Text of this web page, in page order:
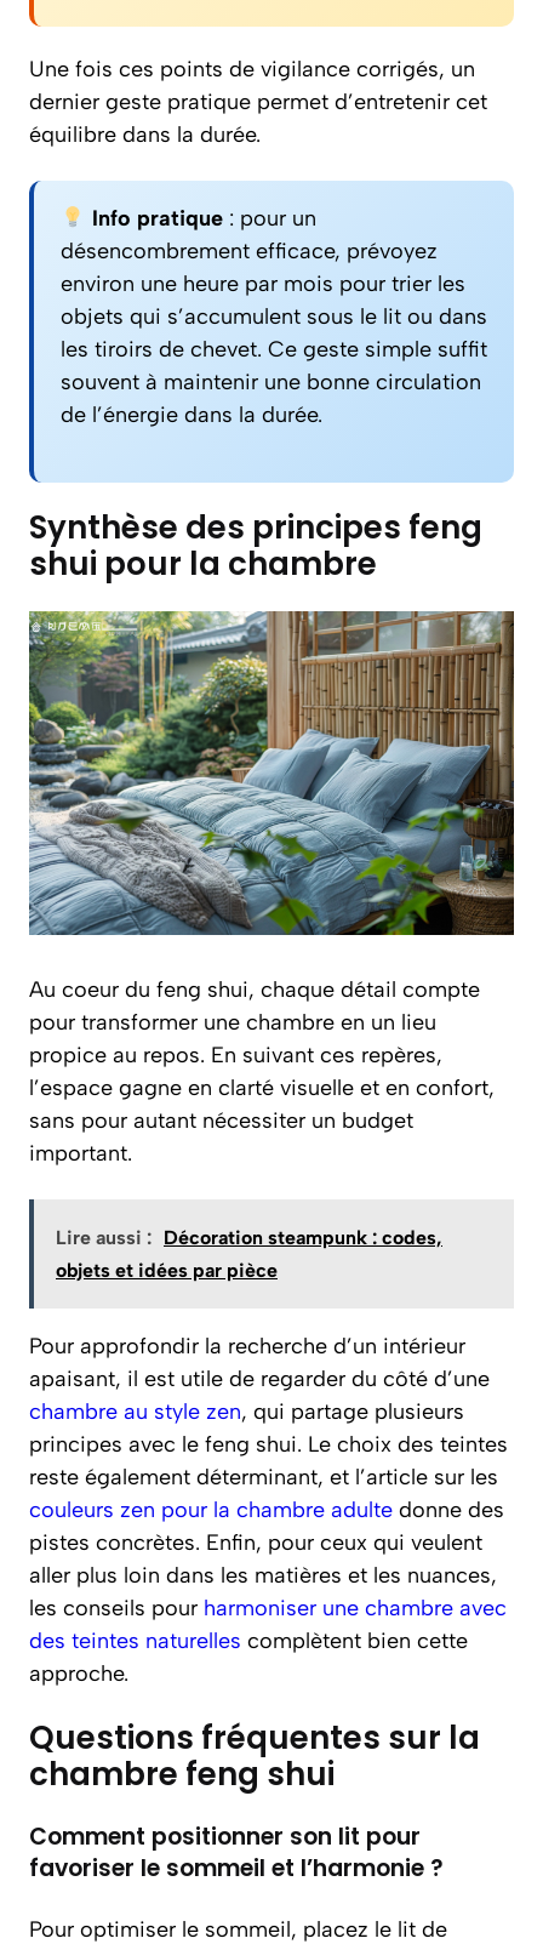
Une fois ces points de vigilance corrigés, un
dernier geste pratique permet d’entretenir cet
équilibre dans la durée.
Info pratique: pour un
désencombrement efficace, prévoyez
environ une heure par mois pour trier les
objets qui s’accumulent sous le lit ou dans
les tiroirs de chevet. Ce geste simple suffit
souvent à maintenir une bonne circulation
de l’énergie dans la durée.
Synthèse des principes feng
shui pour la chambre
Au coeur du feng shui, chaque détail compte
pour transformer une chambre en un lieu
propice au repos. En suivant ces repères,
l’espace gagne en clarté visuelle et en confort,
sans pour autant nécessiter un budget
important.
Lire aussi : Décoration steampunk : codes,
objets et idées par pièce
Pour approfondir la recherche d’un intérieur
apaisant, il est utile de regarder du côté d’une
chambre au style zen, qui partage plusieurs
principes avec le feng shui. Le choix des teintes
reste également déterminant, et l’article sur les
couleurs zen pour la chambre adulte donne des
pistes concrètes. Enfin, pour ceux qui veulent
aller plus loin dans les matières et les nuances,
les conseils pour harmoniser une chambre avec
des teintes naturelles complètent bien cette
approche.
Questions fréquentes sur la
chambre feng shui
Comment positionner son lit pour
favoriser le sommeil et l’harmonie ?
Pour optimiser le sommeil, placez le lit de